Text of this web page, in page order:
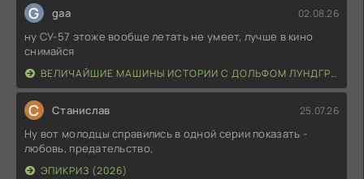
G gaa 02.08.26
ну СУ-57 этоже вообще летать не умеет, лучше в кино
снимайся
ВЕЛИЧАЙШИЕ МАШИНЫ ИСТОРИИ С ДОЛЬФОМ ЛУНДГРЕНОМ (2026)
С Станислав 25.07.26
Ну вот молодцы справились в одной серии показать -
любовь, предательство,
ЭПИКРИЗ (2026)